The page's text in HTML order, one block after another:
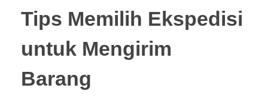
Tips Memilih Ekspedisi
untuk Mengirim
Barang